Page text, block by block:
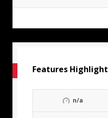
Features Highlight
n/a